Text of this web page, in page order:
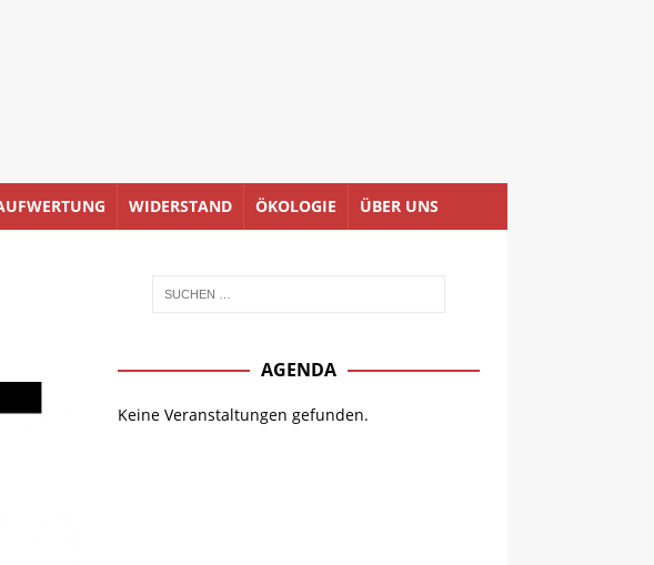
WIDERSTAND ÖKOLOGIE ÜBER UNS
AGENDA
Keine Veranstaltungen gefunden.